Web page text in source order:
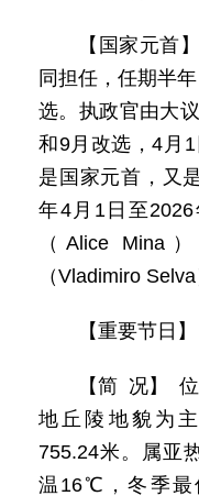
【国家元首
同担任，任期半
选。执政官由大
和9月改选，4月
是国家元首，又
年4月1日至
（Alice Mina
（Vladimiro Selva
【重要节日
【简 况】
地丘陵地貌为
755.24米。属亚
温16℃，冬季最